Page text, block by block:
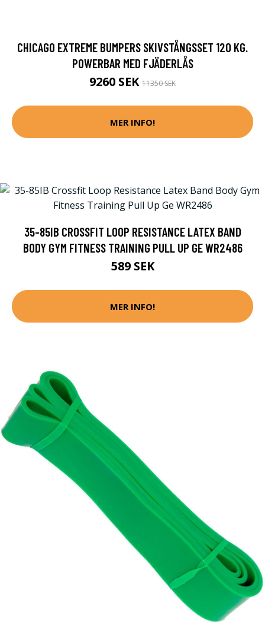
CHICAGO EXTREME BUMPERS SKIVSTÅNGSSET 120 KG.
POWERBAR MED FJÄDERLÅS
9260 SEK 11350 SEK
MER INFO!
35-85IB CROSSFIT LOOP RESISTANCE LATEX BAND
BODY GYM FITNESS TRAINING PULL UP GE WR2486
589 SEK
MER INFO!